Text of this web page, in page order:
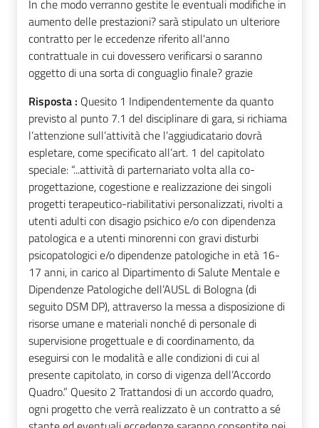
In che modo verranno gestite le eventuali modifiche in
aumento delle prestazioni? sarà stipulato un ulteriore
contratto per le eccedenze riferito all'anno
contrattuale in cui dovessero verificarsi o saranno
oggetto di una sorta di conguaglio finale? grazie
Risposta : Quesito 1 Indipendentemente da quanto
previsto al punto 7.1 del disciplinare di gara, si richiama
l’attenzione sull’attività che l’aggiudicatario dovrà
espletare, come specificato all’art. 1 del capitolato
speciale: “...attività di parternariato volta alla co-
progettazione, cogestione e realizzazione dei singoli
progetti terapeutico-riabilitativi personalizzati, rivolti a
utenti adulti con disagio psichico e/o con dipendenza
patologica e a utenti minorenni con gravi disturbi
psicopatologici e/o dipendenze patologiche in età 16-
17 anni, in carico al Dipartimento di Salute Mentale e
Dipendenze Patologiche dell’AUSL di Bologna (di
seguito DSM DP), attraverso la messa a disposizione di
risorse umane e materiali nonché di personale di
supervisione progettuale e di coordinamento, da
eseguirsi con le modalità e alle condizioni di cui al
presente capitolato, in corso di vigenza dell’Accordo
Quadro.” Quesito 2 Trattandosi di un accordo quadro,
ogni progetto che verrà realizzato è un contratto a sé